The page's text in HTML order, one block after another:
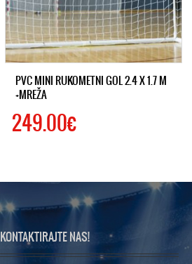
PVC MINI RUKOMETNI GOL 2.4 X 1.7 M
+MREŽA
249.00€
KONTAKTIRAJTE NAS!